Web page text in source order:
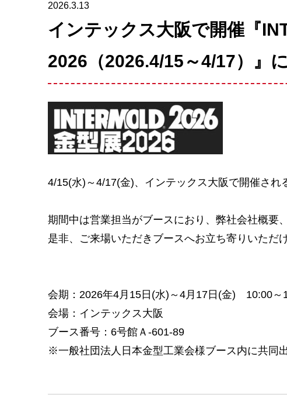
2026.3.13
インテックス大阪で開催『
2026（2026.4/15～4/17）』
4/15(水)～4/17(金)、インテックス大阪で開催され
期間中は営業担当がブースにおり、弊社会社概要
是非、ご来場いただきブースへお立ち寄りいただ
会期：2026年4月15日(水)～4月17日(金) 10:00～
会場：インテックス大阪
ブース番号：6号館Ａ-601-89
※一般社団法人日本金型工業会様ブース内に共同